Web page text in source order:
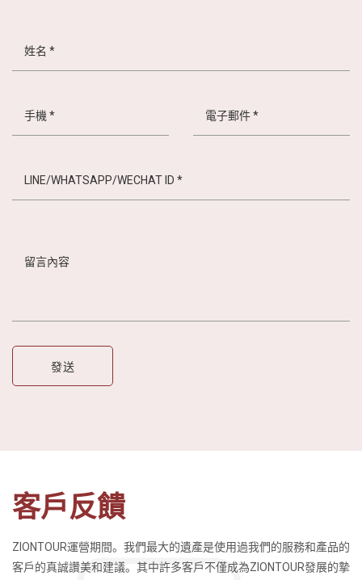
客戶反饋
ZIONTOUR運營期間。我們最大的遺產是使用過我們的服務和產品的
客戶的真誠讚美和建議。其中許多客戶不僅成為ZIONTOUR發展的摯